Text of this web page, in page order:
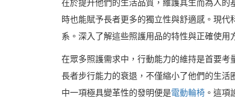
在於提升他們的生活品質，維護其生而為人
時也能賦予長者更多的獨立性與舒適感。現
系。深入了解這些照護用品的特性與正確使用
在眾多照護需求中，行動能力的維持是首要
長者步行能力的衰退，不僅縮小了他們的生
中一項極具變革性的發明便是電動輪椅 。這項